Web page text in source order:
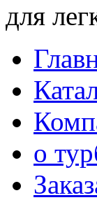
для
о